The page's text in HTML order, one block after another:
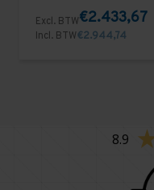
Excl. BTW€2.433,67
Incl. BTW€2.944,74
8.9